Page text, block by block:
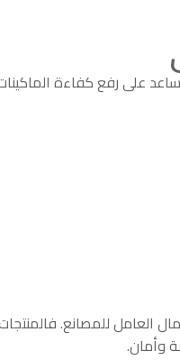
على رفع كفاءة
العامل للمصانع.
وأمان.